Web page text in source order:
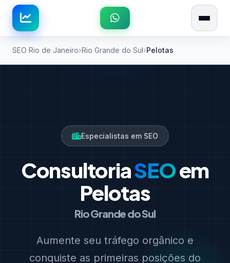
SEO Rio de Janeiro Rio Grande do Sul Pelotas
Especialistas em SEO
ConsultoriaSEOem
Pelotas
Rio Grande do Sul
Aumente seu tráfego orgânico e
conquiste as primeiras posições do